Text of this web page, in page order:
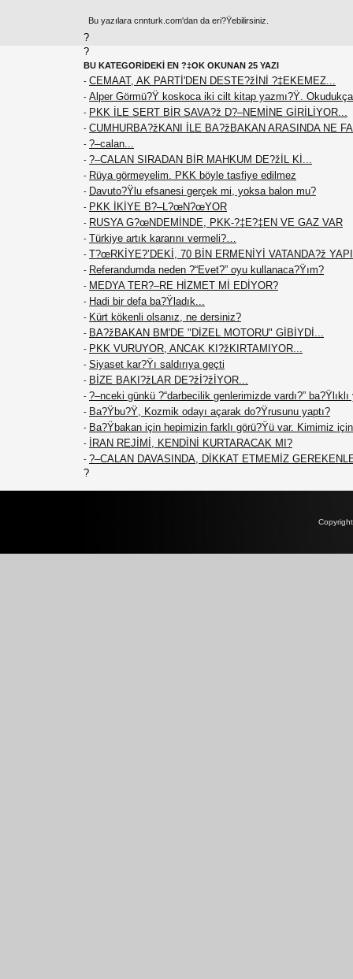
Bu yazılara cnnturk.com'dan da eri?Ÿebilirsiniz.
?
?
BU KATEGORİDEKİ EN ?‡OK OKUNAN 25 YAZI
- CEMAAT, AK PARTİ'DEN DESTE?žİNİ ?‡EKEMEZ...
- Alper Görmü?Ÿ koskoca iki cilt kitap yazmı?Ÿ.
- PKK İLE SERT BİR SAVA?ž D?–NEMİNE GİRİLİYOR...
- CUMHURBA?žKANI İLE BA?žBAKAN ARASINDA NE
- ?–calan...
- ?–CALAN SIRADAN BİR MAHKUM DE?žİL Kİ...
- Rüya görmeyelim. PKK böyle tasfiye edilmez
- Davuto?Ÿlu efsanesi gerçek mi, yoksa balon mu?
- PKK İKİYE B?–L?œN?œYOR
- RUSYA G?œNDEMİNDE, PKK-?‡E?‡EN VE GAZ VAR
- Türkiye artık kararını vermeli?…
- T?œRKİYE?’DEKİ, 70 BİN ERMENİYİ VATANDA?ž
- Referandumda neden ?“Evet?” oyu kullanaca?Ÿım?
- MEDYA TER?–RE HİZMET Mİ EDİYOR?
- Hadi bir defa ba?Ÿladık...
- Kürt kökenli olsanız, ne dersiniz?
- BA?žBAKAN BM'DE "DİZEL MOTORU" GİBİYDİ...
- PKK VURUYOR, ANCAK KI?žKIRTAMIYOR...
- Siyaset kar?Ÿı saldırıya geçti
- BİZE BAKI?žLAR DE?žİ?žİYOR...
- ?–nceki günkü ?“darbecilik genlerimizde vardı?”
- Ba?Ÿbu?Ÿ, Kozmik odayı açarak do?Ÿrusunu yaptı?
- Ba?Ÿbakan için hepimizin farklı görü?Ÿü var. Kimimiz
- İRAN REJİMİ, KENDİNİ KURTARACAK MI?
- ?–CALAN DAVASINDA, DİKKAT ETMEMİZ
?